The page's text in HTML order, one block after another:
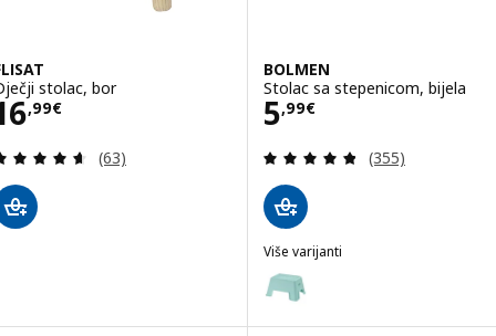
stolac, bor
,99€ 16,99€
Revizija: 4.6 od 5 zvjezdica. Ukupno recenzija:
(63)
BOLMEN
Stolac sa stepenicom, bijela
5,99€
Cijena 5,99€
Revizija: 4.8
(355)
Više varijanti
BOLMEN
Mogućnost: BOLMEN, Stolac